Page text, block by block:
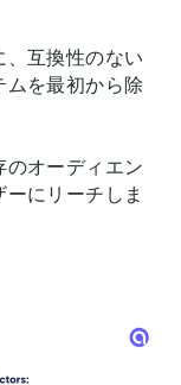
互換性のない
を最初から除
オーディエン
にリーチしま